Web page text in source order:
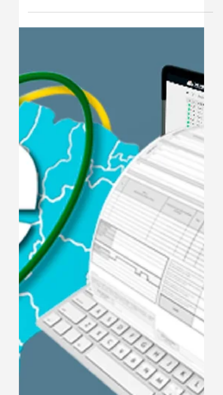
Emitir nota fiscal pelo celular nunca foi tão fácil. Com o
avanço das ferramentas digitais, hoje é possível realizar
todo o processo diretamente do navegador, sem
precisar instalar nenhum aplicativo ou usar o
computador. O sistema EasyGestor é uma das opções
mais práticas do mercado e permite emitir nota fiscal
eletrônica (NF-e) em menos de dois minutos, com planos
gratuitos e suporte via WhatsApp — mesmo para quem
ainda não é cliente pago.